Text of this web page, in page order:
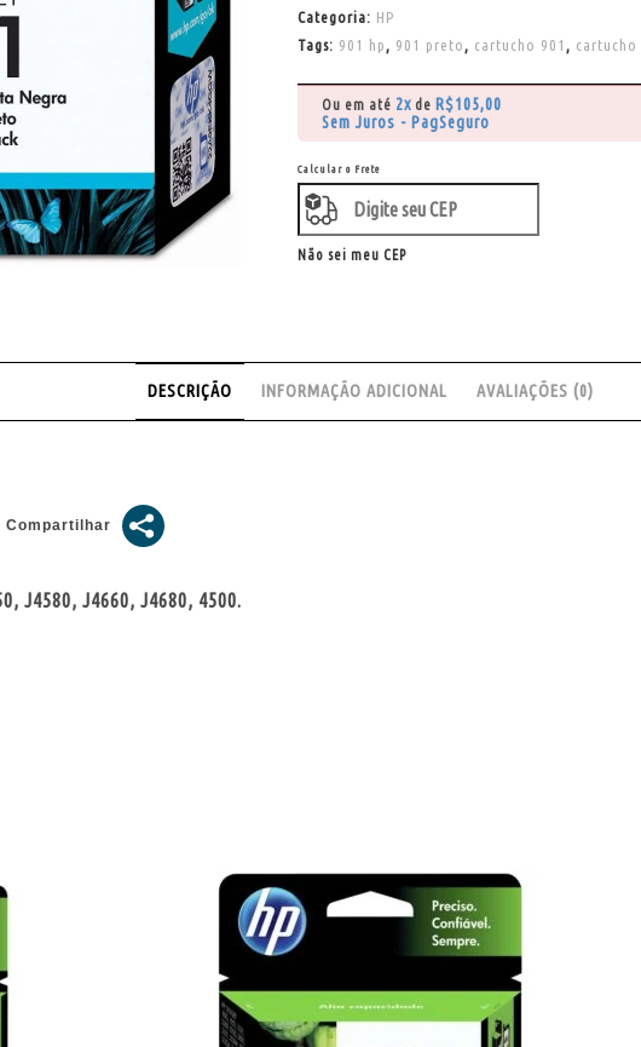
Categoria: HP
Tags: 901 hp , 901 preto , cartucho 901 , cartucho
Ou em até 2x de R$105,00
Sem Juros - PagSeguro
Calcular o Frete
Não sei meu CEP
DESCRIÇÃO INFORMAÇÃO ADICIONAL AVALIAÇÕES (0)
J4580, J4660, J4680, 4500.